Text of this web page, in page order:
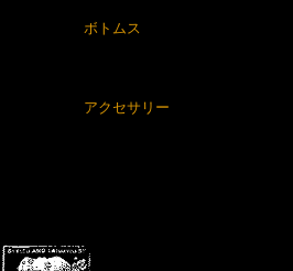
ボトムス
アクセサリー